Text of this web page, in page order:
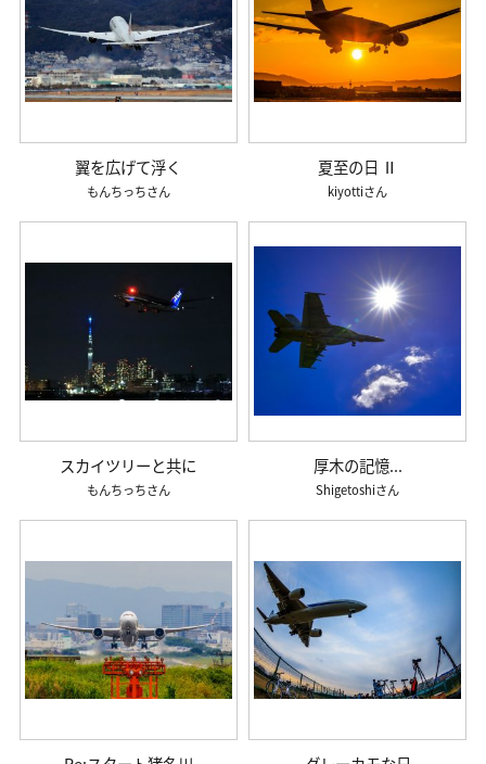
翼を広げて浮く
もんちっち
夏至の日 Ⅱ
kiyotti
スカイツリーと共に
もんちっち
厚木の記憶...
Shigetoshi